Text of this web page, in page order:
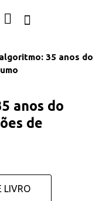
35 anos do
anos do
de
LIVRO